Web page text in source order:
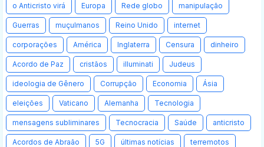
o Anticristo virá Europa Rede globo manipulação
Guerras muçulmanos Reino Unido internet
corporações América Inglaterra Censura dinheiro
Acordo de Paz cristãos illuminati Judeus
ideologia de Gênero Corrupção Economia Ásia
eleições Vaticano Alemanha Tecnologia
mensagens subliminares Tecnocracia Saúde anticristo
Acordos de Abraão 5G últimas notícias terremotos